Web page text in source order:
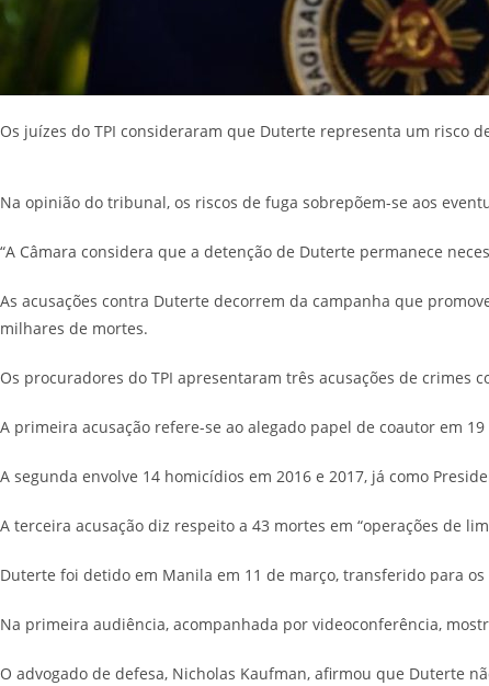
Os juízes do TPI consideraram que Duterte representa um risco
Na opinião do tribunal, os riscos de fuga sobrepõem-se aos
“A Câmara considera que a detenção de Duterte permanece
As acusações contra Duterte decorrem da campanha que
milhares de mortes.
Os procuradores do TPI apresentaram três acusações de
A primeira acusação refere-se ao alegado papel de coautor em
A segunda envolve 14 homicídios em 2016 e 2017, já como
A terceira acusação diz respeito a 43 mortes em “operações de
Duterte foi detido em Manila em 11 de março, transferido para
Na primeira audiência, acompanhada por videoconferência,
O advogado de defesa, Nicholas Kaufman, afirmou que Duterte